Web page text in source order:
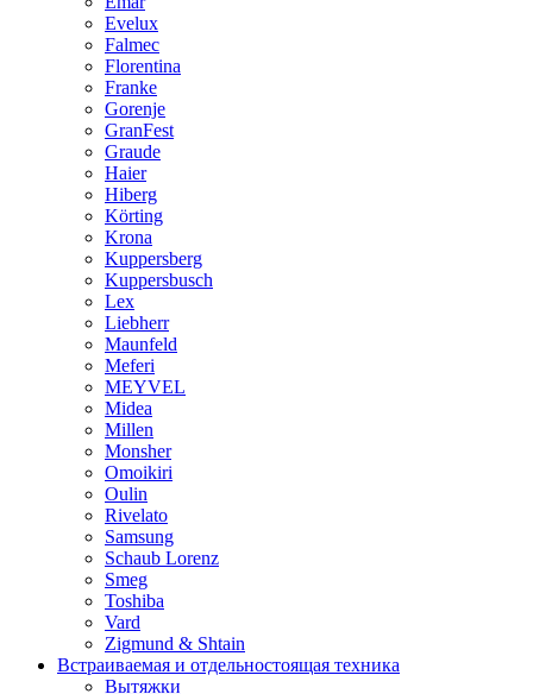
Evelux
Falmec
Florentina
Franke
Gorenje
GranFest
Graude
Haier
Hiberg
Körting
Krona
Kuppersberg
Kuppersbusch
Lex
Liebherr
Maunfeld
Meferi
MEYVEL
Midea
Millen
Monsher
Omoikiri
Oulin
Rivelato
Samsung
Schaub Lorenz
Smeg
Toshiba
Vard
Zigmund & Shtain
Встраиваемая и отдельностоящая техника
Вытяжки